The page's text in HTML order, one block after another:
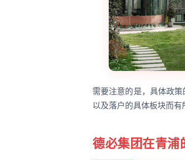
需要注意的是，具体政
以及落户的具体板块而有
德必集团在青浦